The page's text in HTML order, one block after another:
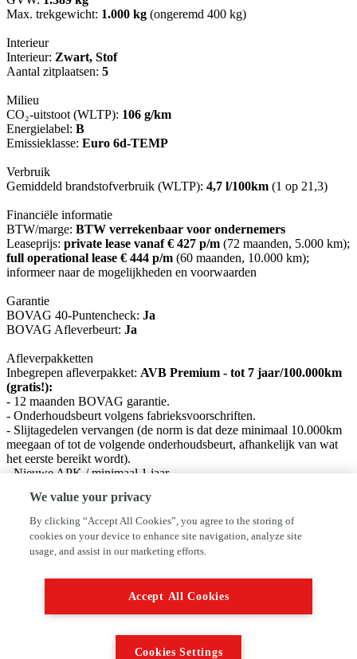
Max. trekgewicht: 1.000 kg (ongeremd 400 kg)
Interieur
Interieur: Zwart, Stof
Aantal zitplaatsen: 5
Milieu
CO₂-uitstoot (WLTP): 106 g/km
Energielabel: B
Emissieklasse: Euro 6d-TEMP
Verbruik
Gemiddeld brandstofverbruik (WLTP): 4,7 l/100km (1 op 21,3)
Financiële informatie
BTW/marge: BTW verrekenbaar voor ondernemers
Leaseprijs: private lease vanaf € 427 p/m (72 maanden, 5.000 km);
full operational lease € 444 p/m (60 maanden, 10.000 km);
informeer naar de mogelijkheden en voorwaarden
Garantie
BOVAG 40-Puntencheck: Ja
BOVAG Afleverbeurt: Ja
Afleverpakketten
Inbegrepen afleverpakket: AVB Premium - tot 7 jaar/100.000km
(gratis!):
- 12 maanden BOVAG garantie.
- Onderhoudsbeurt volgens fabrieksvoorschriften.
- Slijtagedelen vervangen (de norm is dat deze minimaal 10.000km
meegaan of tot de volgende onderhoudsbeurt, afhankelijk van wat
het eerste bereikt wordt).
- Nieuwe APK / minimaal 1 jaar.
elektrische auto's een volle accu.
Bekijk www.versteegbuurman.com/rijklaar voor meer informatie en
veelgestelde vragen.
Dit afleverpakket bevat: BOVAG garantie (12 maanden); BOVAG
EU verantwoordelijke: BV Nimag Postbus 77 4130 EB Vianen, NL
We value your privacy
By clicking “Accept All Cookies”, you agree to the storing of
cookies on your device to enhance site navigation, analyze site
usage, and assist in our marketing efforts.
Accept All Cookies
Cookies Settings